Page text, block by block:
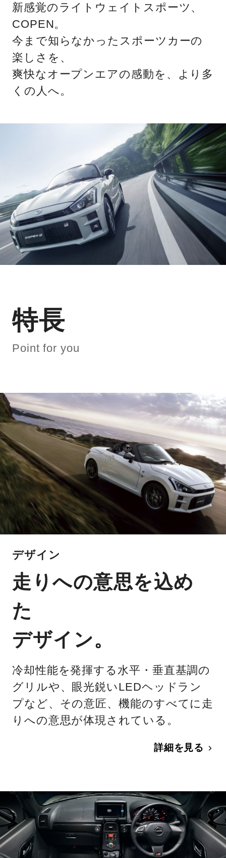
新感覚のライトウェイトスポーツ、
COPEN。
今まで知らなかったスポーツカーの
楽しさを、
爽快なオープンエアの感動を、より多
くの人へ。
特長
Point for you
デザイン
走りへの意思を込め
た
デザイン。
冷却性能を発揮する水平・垂直基調の
グリルや、眼光鋭いLEDヘッドラン
プなど、その意匠、機能のすべてに走
りへの意思が体現されている。
詳細を見る